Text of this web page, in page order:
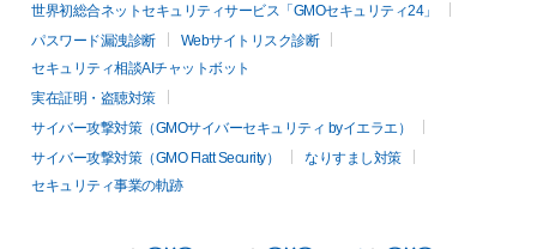
世界初総合ネットセキュリティサービス「GMOセキュリティ24」
パスワード漏洩診断
Webサイトリスク診断
セキュリティ相談AIチャットボット
実在証明・盗聴対策
サイバー攻撃対策（GMOサイバーセキュリティ byイエラエ）
サイバー攻撃対策（GMO Flatt Security）
なりすまし対策
セキュリティ事業の軌跡